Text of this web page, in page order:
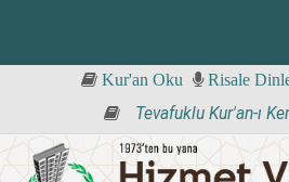
Kur'an Oku Risale
Tevafuklu Kur'an-ı